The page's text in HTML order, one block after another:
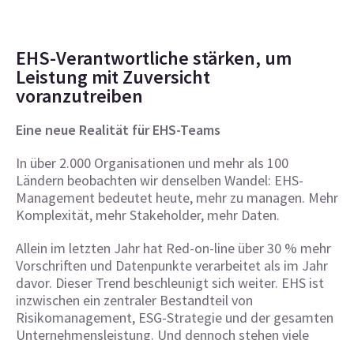
EHS-Verantwortliche stärken, um
Leistung mit Zuversicht
voranzutreiben
Eine neue Realität für EHS-Teams
In über 2.000 Organisationen und mehr als 100
Ländern beobachten wir denselben Wandel: EHS-
Management bedeutet heute, mehr zu managen. Mehr
Komplexität, mehr Stakeholder, mehr Daten.
Allein im letzten Jahr hat Red-on-line über 30 % mehr
Vorschriften und Datenpunkte verarbeitet als im Jahr
davor. Dieser Trend beschleunigt sich weiter. EHS ist
inzwischen ein zentraler Bestandteil von
Risikomanagement, ESG-Strategie und der gesamten
Unternehmensleistung. Und dennoch stehen viele